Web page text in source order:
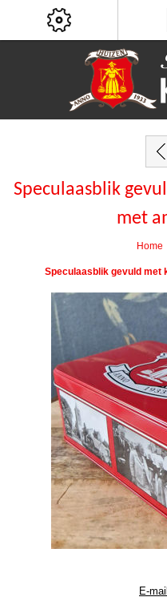
Speculaasblik
met
Home
Speculaasblik gevuld met